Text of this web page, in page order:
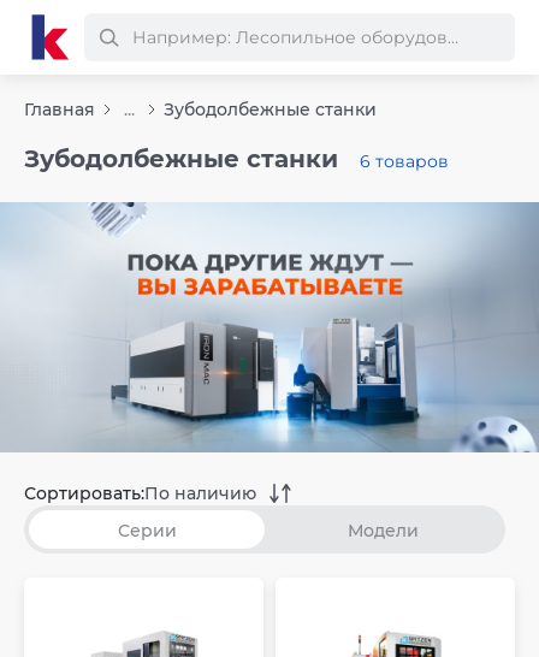
Главная ... Зубодолбежные станки
Зубодолбежные станки 6 товаров
Серии Модели
Сортировать:По наличию